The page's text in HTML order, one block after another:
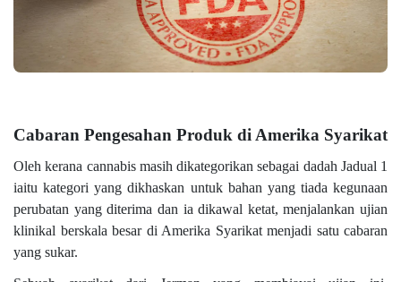
Cabaran Pengesahan Produk di Amerika Syarikat
Oleh kerana cannabis masih dikategorikan sebagai dadah Jadual 1
iaitu kategori yang dikhaskan untuk bahan yang tiada kegunaan
perubatan yang diterima dan ia dikawal ketat, menjalankan ujian
klinikal berskala besar di Amerika Syarikat menjadi satu cabaran
yang sukar.